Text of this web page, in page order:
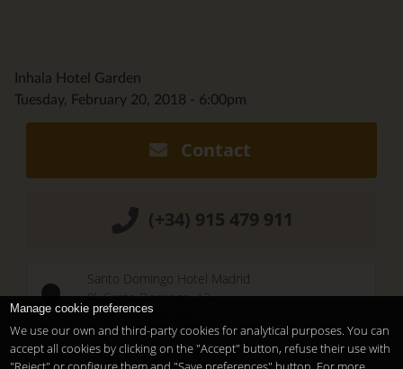
Inhala Hotel Garden
Tuesday, February 20, 2018 - 6:00pm
Contact
(+34) 915 479 911
Santo Domingo Hotel Madrid
Pl. Santo Domingo, 13
28013 Madrid
Temporary Closed
Manage cookie preferences
We use our own and third-party cookies for analytical purposes. You can
accept all cookies by clicking on the "Accept" button, refuse their use with